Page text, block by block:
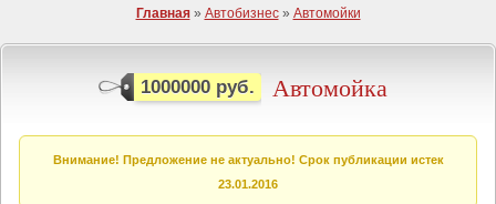
Главная» Автобизнес» Автомойки
1000000 руб. Автомойка
Внимание! Предложение не актуально! Срок публикации истек
23.01.2016